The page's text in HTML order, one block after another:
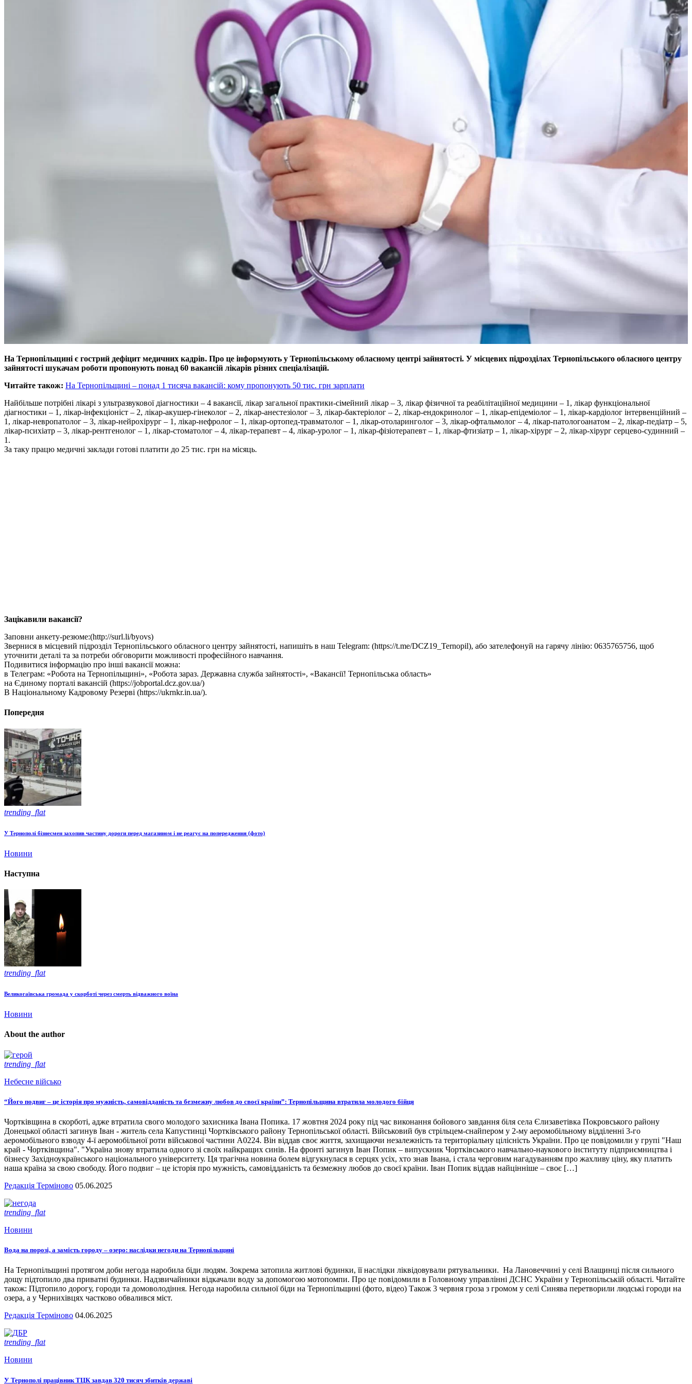
На Тернопільщині є гострий дефіцит медичних кадрів. Про це інформують у Тернопільському обласному центрі зайнятості. У місцевих підрозділах Тернопільського обласного центру
зайнятості шукачам роботи пропонують понад 60 вакансій лікарів різних спеціалізацій.
Читайте також: На Тернопільщині – понад 1 тисяча вакансій: кому пропонують 50 тис. грн зарплати
Найбільше потрібні лікарі з ультразвукової діагностики – 4 вакансії, лікар загальної практики-сімейний лікар – 3, лікар фізичної та реабілітаційної медицини – 1, лікар функціональної
діагностики – 1, лікар-інфекціоніст – 2, лікар-акушер-гінеколог – 2, лікар-анестезіолог – 3, лікар-бактеріолог – 2, лікар-ендокринолог – 1, лікар-епідеміолог – 1, лікар-кардіолог інтервенційний –
1, лікар-невропатолог – 3, лікар-нейрохірург – 1, лікар-нефролог – 1, лікар-ортопед-травматолог – 1, лікар-отоларинголог – 3, лікар-офтальмолог – 4, лікар-патологоанатом – 2, лікар-педіатр – 5,
лікар-психіатр – 3, лікар-рентгенолог – 1, лікар-стоматолог – 4, лікар-терапевт – 4, лікар-уролог – 1, лікар-фізіотерапевт – 1, лікар-фтизіатр – 1, лікар-хірург – 2, лікар-хірург серцево-судинний –
1.
За таку працю медичні заклади готові платити до 25 тис. грн на місяць.
Зацікавили вакансії?
Заповни анкету-резюме:(http://surl.li/byovs)
Звернися в місцевий підрозділ Тернопільського обласного центру зайнятості, напишіть в наш Telegram: (https://t.me/DCZ19_Ternopil), або зателефонуй на гарячу лінію: 0635765756, щоб
уточнити деталі та за потреби обговорити можливості професійного навчання.
Подивитися інформацію про інші вакансії можна:
в Телеграм: «Робота на Тернопільщині», «Робота зараз. Державна служба зайнятості», «Вакансії! Тернопільська область»
на Єдиному порталі вакансій (https://jobportal.dcz.gov.ua/)
В Національному Кадровому Резерві (https://ukrnkr.in.ua/).
Попередня
trending_flat
У Тернополі бізнесмен захопив частину дороги перед магазином і не реагує на попередження (фото)
Новини
Наступна
trending_flat
Великогаївська громада у скорботі через смерть відважного воїна
Новини
About the author
trending_flat
Небесне військо
“Його подвиг – це історія про мужність, самовідданість та безмежну любов до своєї країни”: Тернопільщина втратила молодого бійця
Чортківщина в скорботі, адже втратила свого молодого захисника Івана Попика. 17 жовтня 2024 року під час виконання бойового завдання біля села Єлизаветівка Покровського району
Донецької області загинув Іван - житель села Капустинці Чортківського району Тернопільської області. Військовий був стрільцем-снайпером у 2-му аеромобільному відділенні 3-го
аеромобільного взводу 4-ї аеромобільної роти військової частини А0224. Він віддав своє життя, захищаючи незалежність та територіальну цілісність України. Про це повідомили у групі "Наш
край - Чортківщина". "Україна знову втратила одного зі своїх найкращих синів. На фронті загинув Іван Попик – випускник Чортківського навчально-наукового інституту підприємництва і
бізнесу Західноукраїнського національного університету. Ця трагічна новина болем відгукнулася в серцях усіх, хто знав Івана, і стала черговим нагадуванням про жахливу ціну, яку платить
наша країна за свою свободу. Його подвиг – це історія про мужність, самовідданість та безмежну любов до своєї країни. Іван Попик віддав найцінніше – своє […]
Редакція Терміново 05.06.2025
trending_flat
Новини
Вода на порозі, а замість городу – озеро: наслідки негоди на Тернопільщині
На Тернопільщині протягом доби негода наробила біди людям. Зокрема затопила житлові будинки, її наслідки ліквідовували рятувальники. На Лановеччині у селі Влащинці після сильного
дощу підтопило два приватні будинки. Надзвичайники відкачали воду за допомогою мотопомпи. Про це повідомили в Головному управлінні ДСНС України у Тернопільській області. Читайте
також: Підтопило дорогу, городи та домоволодіння. Негода наробила сильної біди на Тернопільщині (фото, відео) Також 3 червня гроза з громом у селі Синява перетворили людські городи на
озера, а у Чернихівцях частково обвалився міст.
Редакція Терміново 04.06.2025
trending_flat
Новини
У Тернополі працівник ТЦК завдав 320 тисяч збитків державі